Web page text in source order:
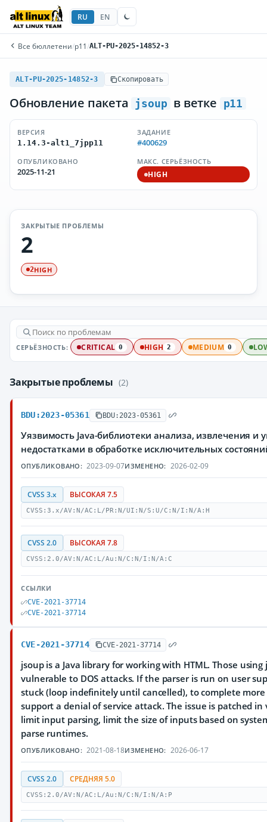
RU EN
Все бюллетени/p11 /ALT-PU-2025-14852-3
ALT-PU-2025-14852-3 Скопировать
Обновление пакета jsoup в ветке p11
ВЕРСИЯ
1.14.3-alt1_7jpp11
ЗАДАНИЕ
#400629
ОПУБЛИКОВАНО
2025-11-21
МАКС. СЕРЬЁЗНОСТЬ
HIGH
ЗАКРЫТЫЕ ПРОБЛЕМЫ
2
2HIGH
СЕРЬЁЗНОСТЬ: CRITICAL 0 HIGH 2 MEDIUM 0
Закрытые проблемы (2)
BDU:2023-05361 BDU:2023-05361
Уязвимость Java-библиотеки анализа, извлечения
недостатками в обработке исключительных
ОПУБЛИКОВАНО: 2023-09-07ИЗМЕНЕНО: 2026-02-09
CVSS 3.x ВЫСОКАЯ 7.5
CVSS:3.x/AV:N/AC:L/PR:N/UI:N/S:U/C:N/I:N/A:H
CVSS 2.0 ВЫСОКАЯ 7.8
CVSS:2.0/AV:N/AC:L/Au:N/C:N/I:N/A:C
ССЫЛКИ
CVE-2021-37714
CVE-2021-37714
CVE-2021-37714 CVE-2021-37714
jsoup is a Java library for working with HTML. Those
vulnerable to DOS attacks. If the parser is run on user
stuck (loop indefinitely until cancelled), to complete
support a denial of service attack. The issue is patched
limit input parsing, limit the size of inputs based on
parse runtimes.
ОПУБЛИКОВАНО: 2021-08-18ИЗМЕНЕНО: 2026-06-17
CVSS 2.0 СРЕДНЯЯ 5.0
CVSS:2.0/AV:N/AC:L/Au:N/C:N/I:N/A:P